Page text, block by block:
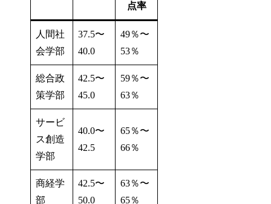
点率
人間社
会学部
37.5〜
40.0
49％〜
53％
総合政
策学部
42.5〜
45.0
59％〜
63％
サービ
ス創造
学部
40.0〜
42.5
65％〜
66％
商経学
部
42.5〜
50.0
63％〜
65％